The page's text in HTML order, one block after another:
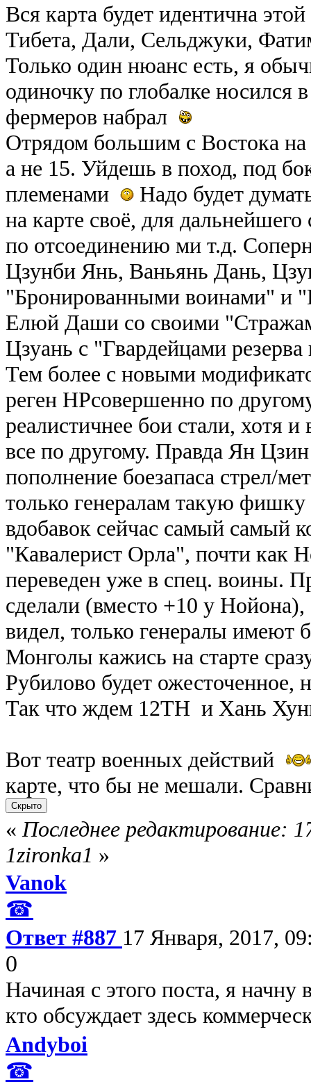
Вся карта будет идентична
Тибета, Дали, Сельджуки,
Только один нюанс есть, я
одиночку по глобалке носился
фермеров набрал
Отрядом большим с Востока на
а не 15. Уйдешь в поход, под
племенами
Надо будет
на карте своё, для дальнейшего
по отсоединению ми т.д.
Цзунби Янь, Ваньянь Дань,
"Бронированными воинами" и
Елюй Даши со своими
Цзуань с "Гвардейцами
Тем более с новыми
реген НРсовершенно по
реалистичнее бои стали, хотя
все по другому. Правда Ян
пополнение боезапаса стрел/
только генералам такую
вдобавок сейчас самый самый
"Кавалерист Орла", почти как
переведен уже в спец. воины.
сделали (вместо +10 у
видел, только генералы имеют
Монголы кажись на старте
Рубилово будет
Так что ждем 12TH и Хань
Вот театр военных действий
карте, что бы не мешали.
« Последнее редактирование:
1zironka1 »
Vanok
☎
Ответ #887 17 Января, 2017,
0
Начиная с этого поста, я
кто обсуждает здесь
Andyboi
☎